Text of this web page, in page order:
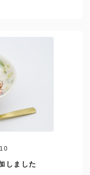
しました